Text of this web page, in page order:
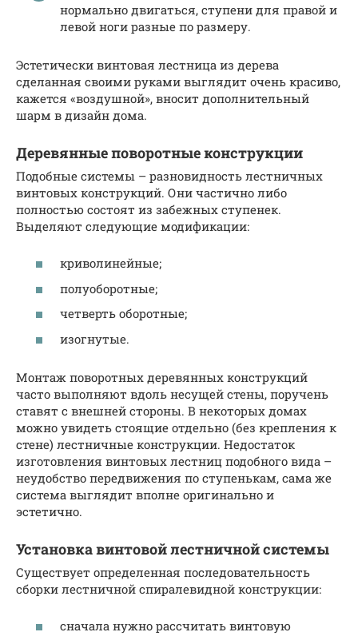
нормально двигаться, ступени для правой и
левой ноги разные по размеру.
Эстетически винтовая лестница из дерева
сделанная своими руками выглядит очень красиво,
кажется «воздушной», вносит дополнительный
шарм в дизайн дома.
Деревянные поворотные конструкции
Подобные системы – разновидность лестничных
винтовых конструкций. Они частично либо
полностью состоят из забежных ступенек.
Выделяют следующие модификации:
криволинейные;
полуоборотные;
четверть оборотные;
изогнутые.
Монтаж поворотных деревянных конструкций
часто выполняют вдоль несущей стены, поручень
ставят с внешней стороны. В некоторых домах
можно увидеть стоящие отдельно (без крепления к
стене) лестничные конструкции. Недостаток
изготовления винтовых лестниц подобного вида –
неудобство передвижения по ступенькам, сама же
система выглядит вполне оригинально и
эстетично.
Установка винтовой лестничной системы
Существует определенная последовательность
сборки лестничной спиралевидной конструкции:
сначала нужно рассчитать винтовую